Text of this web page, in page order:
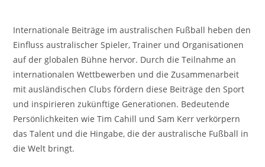
Internationale Beiträge im australischen Fußball heben den
Einfluss australischer Spieler, Trainer und Organisationen
auf der globalen Bühne hervor. Durch die Teilnahme an
internationalen Wettbewerben und die Zusammenarbeit
mit ausländischen Clubs fördern diese Beiträge den Sport
und inspirieren zukünftige Generationen. Bedeutende
Persönlichkeiten wie Tim Cahill und Sam Kerr verkörpern
das Talent und die Hingabe, die der australische Fußball in
die Welt bringt.